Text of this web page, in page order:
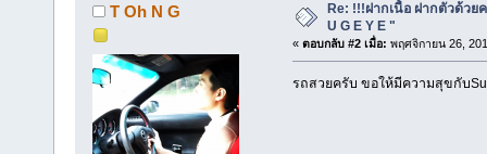
T Oh N G
Re: !!!ฝากเนื้อ ฝากตัวด้ว
U G E Y E "
« ตอบกลับ #2 เมื่อ: พฤศจิกายน 26,
รถสวยครับ ขอให้มีความสุขกับ